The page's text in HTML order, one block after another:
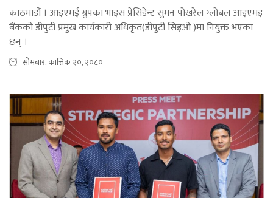
काठमाडौं । आइएमई ग्रुपका भाइस प्रेसिडेन्ट सुमन पोखरेल ग्लोबल आइएमइ
बैंकको डीपुटी प्रमुख कार्यकारी अधिकृत(डीपुटी सिइओ )मा नियुक्त भएका
छन् ।
सोमबार, कात्तिक २०, २०८०